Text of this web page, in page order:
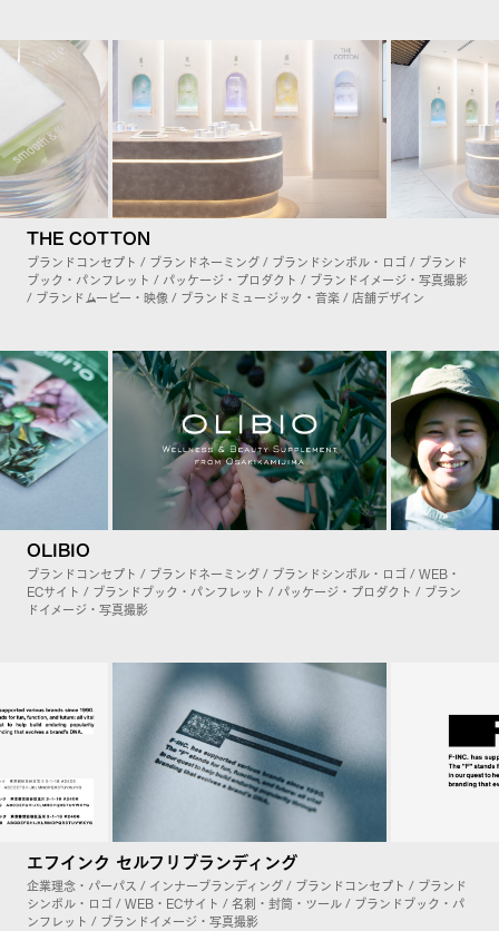
THE COTTON
ブランドコンセプト / ブランドネーミング / ブランドシンボル・ロゴ / ブランド
ブック・パンフレット / パッケージ・プロダクト / ブランドイメージ・写真撮影
/ ブランドムービー・映像 / ブランドミュージック・音楽 / 店舗デザイン
OLIBIO
ブランドコンセプト / ブランドネーミング / ブランドシンボル・ロゴ / WEB・
ECサイト / ブランドブック・パンフレット / パッケージ・プロダクト / ブラン
ドイメージ・写真撮影
エフインク セルフリブランディング
企業理念・パーパス / インナーブランディング / ブランドコンセプト / ブランド
シンボル・ロゴ / WEB・ECサイト / 名刺・封筒・ツール / ブランドブック・パ
ンフレット / ブランドイメージ・写真撮影